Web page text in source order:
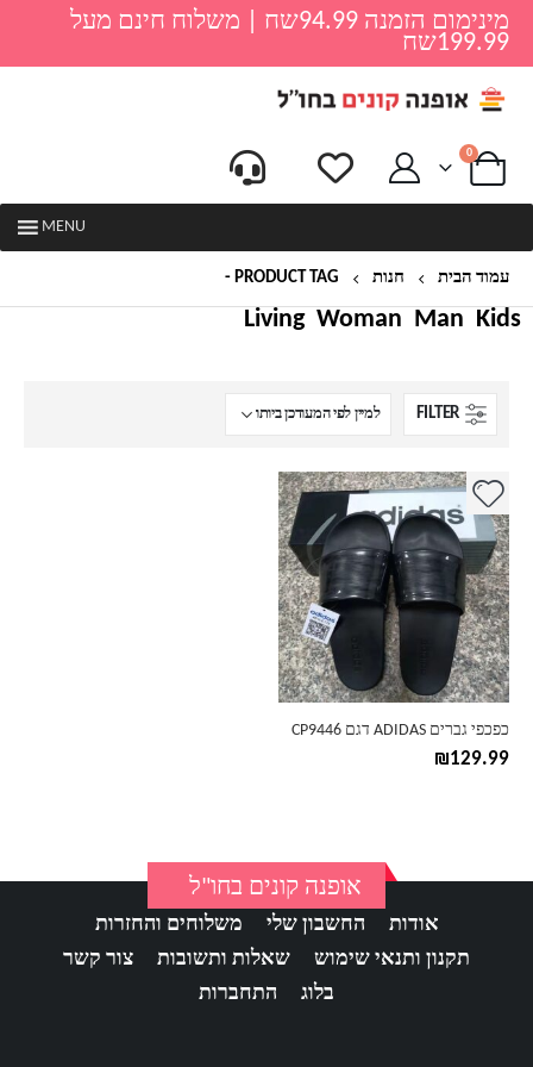
מינימום הזמנה 94.99שח | משלוח חינם מעל
199.99שח
0
MENU
עמוד הבית חנות PRODUCT TAG -
Kids
Man
Woman
Living
FILTER
כפכפי גברים ADIDAS דגם CP9446
₪129.99
למוצר
יש
מספר
סוגים.
ניתן
לבחור
את
האפשרויות
אופנה קונים בחו"ל
אודות החשבון שלי
משלוחים והחזרות
תקנון ותנאי שימוש
שאלות ותשובות
צור קשר
בלוג
התחברות